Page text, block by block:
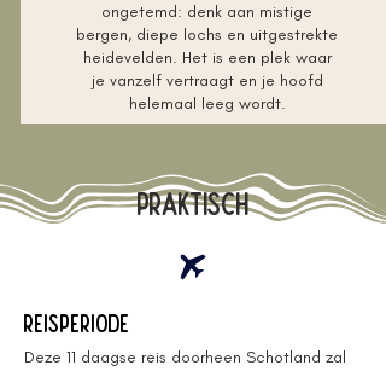
ongetemd: denk aan mistige
bergen, diepe lochs en uitgestrekte
heidevelden. Het is een plek waar
je vanzelf vertraagt en je hoofd
helemaal leeg wordt.
Praktisch
Reisperiode
Deze 11 daagse reis doorheen Schotland zal